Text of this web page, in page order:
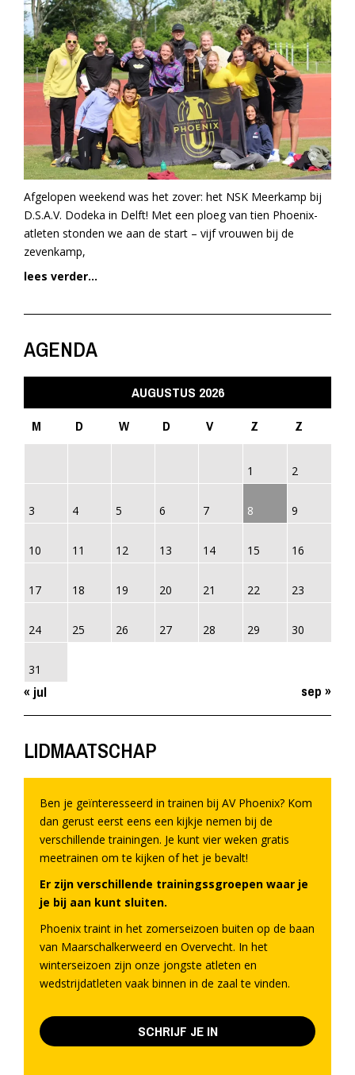
Afgelopen weekend was het zover: het NSK Meerkamp bij
D.S.A.V. Dodeka in Delft! Met een ploeg van tien Phoenix-
atleten stonden we aan de start – vijf vrouwen bij de
zevenkamp,
lees verder...
AGENDA
AUGUSTUS 2026
M
D W D V Z Z
1 2
3 4 5 6 7 8 9
10 11 12 13 14 15 16
17 18 19 20 21 22 23
24 25 26 27 28 29 30
31
« jul sep »
LIDMAATSCHAP
Ben je geïnteresseerd in trainen bij AV Phoenix? Kom
dan gerust eerst eens een kijkje nemen bij de
verschillende trainingen. Je kunt vier weken gratis
meetrainen om te kijken of het je bevalt!
Er zijn verschillende trainingssgroepen waar je
je bij aan kunt sluiten.
Phoenix traint in het zomerseizoen buiten op de baan
van Maarschalkerweerd en Overvecht. In het
winterseizoen zijn onze jongste atleten en
wedstrijdatleten vaak binnen in de zaal te vinden.
SCHRIJF JE IN